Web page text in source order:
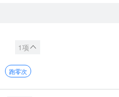
1项
跑零次